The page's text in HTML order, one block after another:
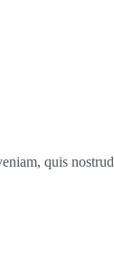
quis